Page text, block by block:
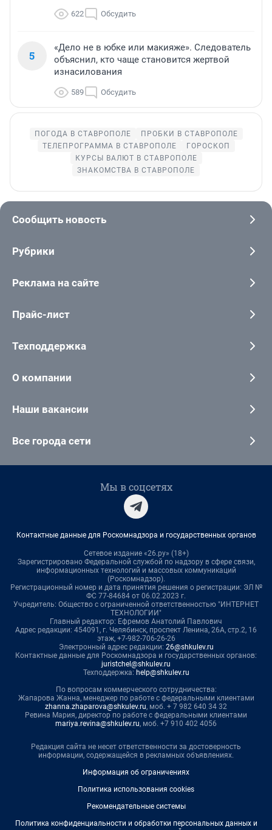
622 Обсудить
5
«Дело не в юбке или макияже». Следователь
объяснил, кто чаще становится жертвой
изнасилования
589 Обсудить
ПОГОДА В СТАВРОПОЛЕ
ПРОБКИ В СТАВРОПОЛЕ
ТЕЛЕПРОГРАММА В СТАВРОПОЛЕ
ГОРОСКОП
КУРСЫ ВАЛЮТ В СТАВРОПОЛЕ
ЗНАКОМСТВА В СТАВРОПОЛЕ
Сообщить новость
Рубрики
Реклама на сайте
Прайс-лист
Техподдержка
О компании
Наши вакансии
Все города сети
Мы в соцсетях
Контактные данные для Роскомнадзора и государственных органов
Сетевое издание «26.ру» (18+)
Зарегистрировано Федеральной службой по надзору в сфере связи,
информационных технологий и массовых коммуникаций
(Роскомнадзор).
Регистрационный номер и дата принятия решения о регистрации: ЭЛ №
ФС 77-84684 от 06.02.2023 г.
Учредитель: Общество с ограниченной ответственностью "ИНТЕРНЕТ
ТЕХНОЛОГИИ"
Главный редактор: Ефремов Анатолий Павлович
Адрес редакции: 454091, г. Челябинск, проспект Ленина, 26А, стр.2, 16
этаж, +7-982-706-26-26
Электронный адрес редакции: 26@shkulev.ru
Контактные данные для Роскомнадзора и государственных органов:
juristchel@shkulev.ru
Техподдержка: help@shkulev.ru
По вопросам коммерческого сотрудничества:
Жапарова Жанна, менеджер по работе с федеральными клиентами
zhanna.zhaparova@shkulev.ru, моб. + 7 982 640 34 32
Ревина Мария, директор по работе с федеральными клиентами
mariya.revina@shkulev.ru, моб. +7 910 402 4056
Редакция сайта не несет ответственности за достоверность
информации, содержащейся в рекламных объявлениях.
Информация об ограничениях
Политика использования cookies
Рекомендательные системы
Политика конфиденциальности и обработки персональных данных и